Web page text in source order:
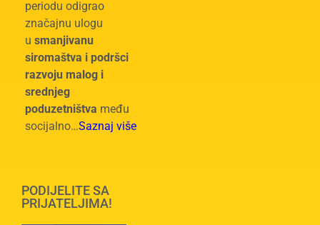
periodu odigrao
značajnu ulogu
u smanjivanu
siromaštva i podršci
razvoju malog i
srednjeg
poduzetništva među
socijalno…Saznaj više
PODIJELITE SA
PRIJATELJIMA!